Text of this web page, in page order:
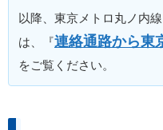
以降、東京メトロ丸ノ内
は、『連絡通路から東
をご覧ください。